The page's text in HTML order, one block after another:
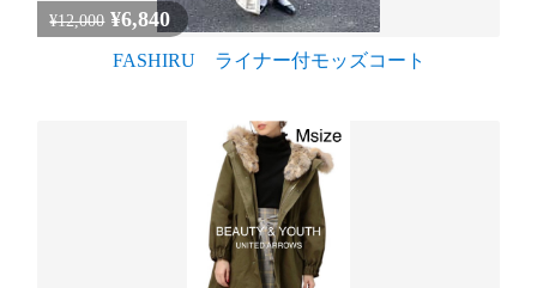
¥12,000 ¥6,840
FASHIRU ライナー付モッズコート